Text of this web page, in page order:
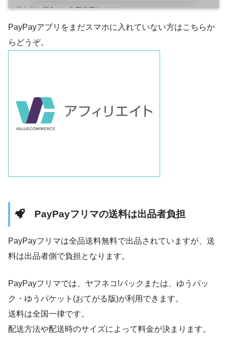
PayPayアプリをまだスマホに入れていない方はこちらか
らどうぞ。
PayPayフリマの送料は出品者負担
PayPayフリマは全品送料無料で出品されていますが、送
料は出品者側で負担となります。
PayPayフリマでは、ヤフネコ!パックまたは、ゆうパッ
ク・ゆうパケット(おてがる版)が利用できます。
送料は全国一律です。
配送方法や配送時のサイズによって料金が決まります。